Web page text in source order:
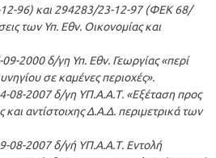
96) και 294283/23-12-97 (ΦΕΚ 68/
των Υπ. Εθν. Οικονομίας και
2000 δ/γη Υπ. Εθν. Γεωργίας «περί
σε καμένες περιοχές».
08-2007 δ/γη ΥΠ.Α.Α.Τ. «Εξέταση προς
αντίστοιχης Δ.Α.Δ. περιμετρικά των
08-2007 δ/γή ΥΠ.Α.Α.Τ. Εντολή